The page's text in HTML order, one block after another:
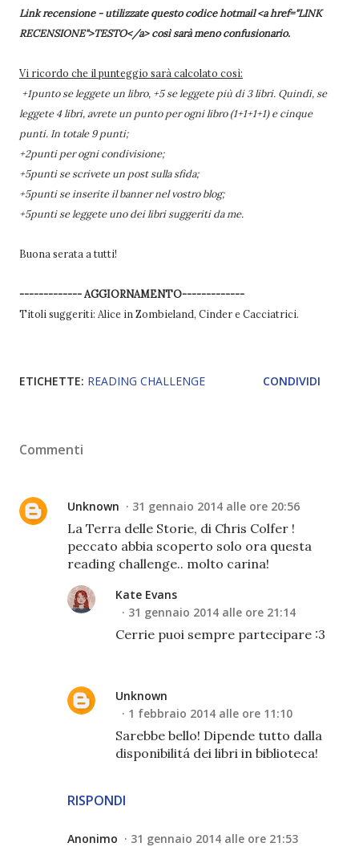
Link recensione - utilizzate questo codice hotmail <a href="LINK
RECENSIONE">TESTO</a> così sarà meno confusionario.
Vi ricordo che il punteggio sarà calcolato così:
+1punto se leggete un libro, +5 se leggete più di 3 libri. Quindi, se
leggete 4 libri, avrete un punto per ogni libro (1+1+1+1) e cinque
punti. In totale 9 punti;
+2punti per ogni condivisione;
+5punti se scrivete un post sulla sfida;
+5punti se inserite il banner nel vostro blog;
+5punti se leggete uno dei libri suggeriti da me.
Buona serata a tutti!
------------- AGGIORNAMENTO-------------
Titoli suggeriti: Alice in Zombieland, Cinder e Cacciatrici.
ETICHETTE: READING CHALLENGE CONDIVIDI
Commenti
Unknown 31 gennaio 2014 alle ore 20:56
La Terra delle Storie, di Chris Colfer !
peccato abbia scoperto solo ora questa
reading challenge.. molto carina!
RISPONDI
Kate Evans
31 gennaio 2014 alle ore 21:14
Cerrie puoi sempre partecipare :3
Unknown
1 febbraio 2014 alle ore 11:10
Sarebbe bello! Dipende tutto dalla
disponibilitá dei libri in biblioteca!
Anonimo 31 gennaio 2014 alle ore 21:53